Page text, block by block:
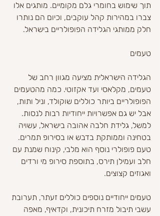
תוך שימוש בחומרי גלם מקומיים. מותגים אלו
צברו במהירות קהל עוקבים, וכיום הם נותרו
חלק ממותגי הגלידה הפופולריים בישראל.
טעמים
הגלידה הישראלית מציעה מגוון רחב של
טעמים, מקלאסי ועד אקזוטי. כמה מהטעמים
הפופולריים ביותר כוללים שוקולד, וניל ותות,
אבל יש גם אפשרויות ייחודיות רבות לנסות.
למשל, גלידת חלבה אהובה בישראל, עשויה
בטחינה וממותקת בדבש או בסירופ תמרים.
טעם פופולרי נוסף הוא מלבי, קינוח שמנת עם
חלב ועמילן תירס, בתוספת סירופ מי ורדים
ואגוזים קצוצים.
טעמים ייחודיים נוספים כוללים זעתר, תערובת
עשבי תיבול מזרח תיכונית, וקדאיף, מאפה